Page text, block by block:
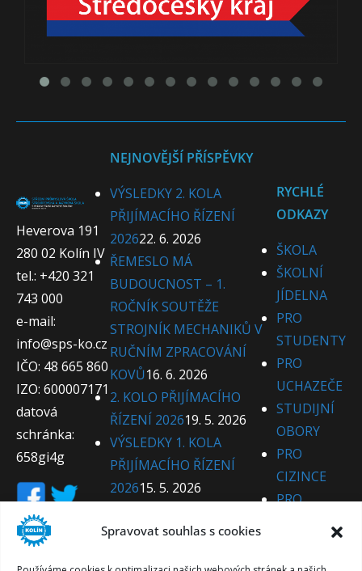
Spravovat souhlas s cookies
Heverova 191
280 02 Kolín IV
tel.: +420 321
743 000
e-mail:
info@sps-ko.cz
IČO: 48 665 860
IZO: 600007171
datová
schránka:
658gi4g
NEJNOVĚJŠÍ PŘÍSPĚVKY
VÝSLEDKY 2. KOLA
PŘIJÍMACÍHO ŘÍZENÍ
202622. 6. 2026
ŘEMESLO MÁ
BUDOUCNOST – 1.
ROČNÍK SOUTĚŽE
STROJNÍK MECHANIKŮ V
RUČNÍM ZPRACOVÁNÍ
KOVŮ16. 6. 2026
2. KOLO PŘIJÍMACÍHO
ŘÍZENÍ 202619. 5. 2026
VÝSLEDKY 1. KOLA
PŘIJÍMACÍHO ŘÍZENÍ
202615. 5. 2026
O TALENTOVANÝCH
RYCHLÉ
ODKAZY
ŠKOLA
ŠKOLNÍ
JÍDELNA
PRO
STUDENTY
PRO
UCHAZEČE
STUDIJNÍ
OBORY
PRO
CIZINCE
PRO
STAŽENÍ